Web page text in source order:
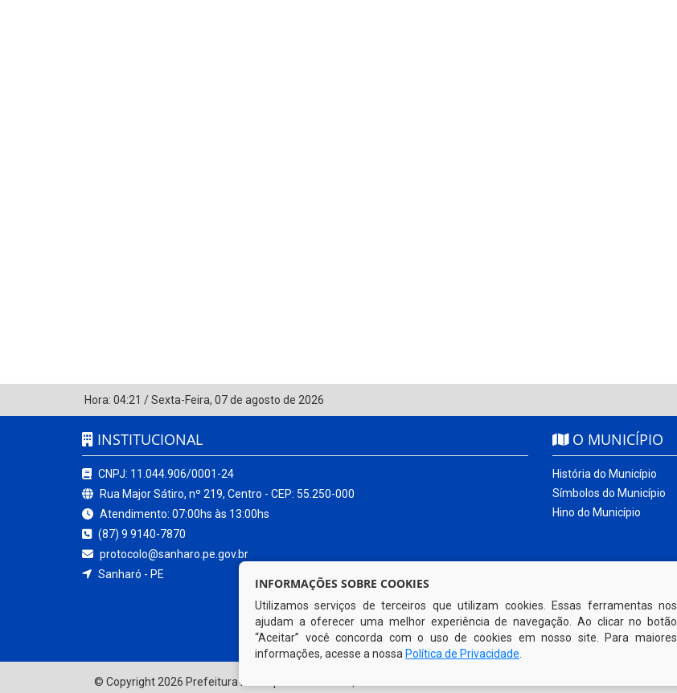
Hora: 04:21 /Sexta-Feira, 07 de agosto de 2026
INSTITUCIONAL
CNPJ: 11.044.906/0001-24
Rua Major Sátiro, nº 219, Centro - CEP: 55.250-000
Atendimento: 07:00hs às 13:00hs
(87) 9 9140-7870
protocolo@sanharo.pe.gov.br
Sanharó - PE
O MUNICÍPIO
História do Município
Símbolos do Município
Hino do Município
© Copyright 2026 Prefeitura Municipal de Sanharó | Todos os direitos reservados
INFORMAÇÕES SOBRE COOKIES
Utilizamos serviços de terceiros que utilizam cookies. Essas ferramentas nos
ajudam a oferecer uma melhor experiência de navegação. Ao clicar no botão
“Aceitar” você concorda com o uso de cookies em nosso site. Para maiores
informações, acesse a nossa Política de Privacidade